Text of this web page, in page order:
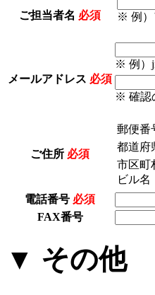
ご担当者名 必須 ※ 例）
メールアドレス 必須
※ 例）
※ 確認
ご住所 必須
郵便番
都道府
市区町
ビル名
電話番号 必須
FAX番号
▼ その他